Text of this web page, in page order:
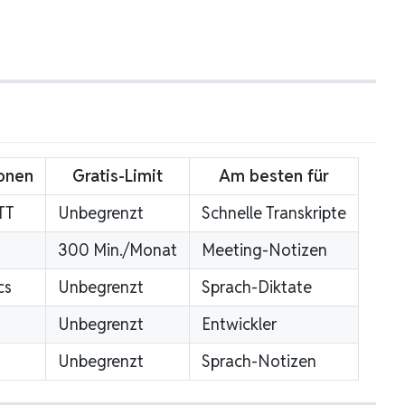
Gratis-Limit
Am besten für
Unbegrenzt
Schnelle Transkripte
300 Min./Monat
Meeting-Notizen
Unbegrenzt
Sprach-Diktate
Unbegrenzt
Entwickler
Unbegrenzt Sprach-Notizen